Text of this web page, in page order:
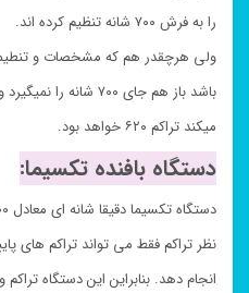
را به فرش ۷۰۰ شانه تنظیم کرده اند.
باشد باز هم جای ۷۰۰
میکند تراکم ۶۲۰ خواهد بود.
دستگاه بافنده تکسیما: